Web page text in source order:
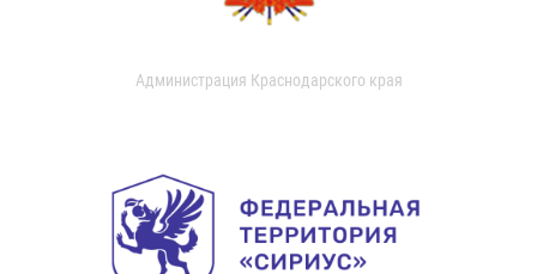
Администрация Краснодарского края